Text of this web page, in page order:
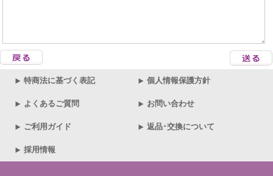
特商法に基づく表記 個人情報保護方針
よくあるご質問 お問い合わせ
ご利用ガイド 返品･交換について
採用情報